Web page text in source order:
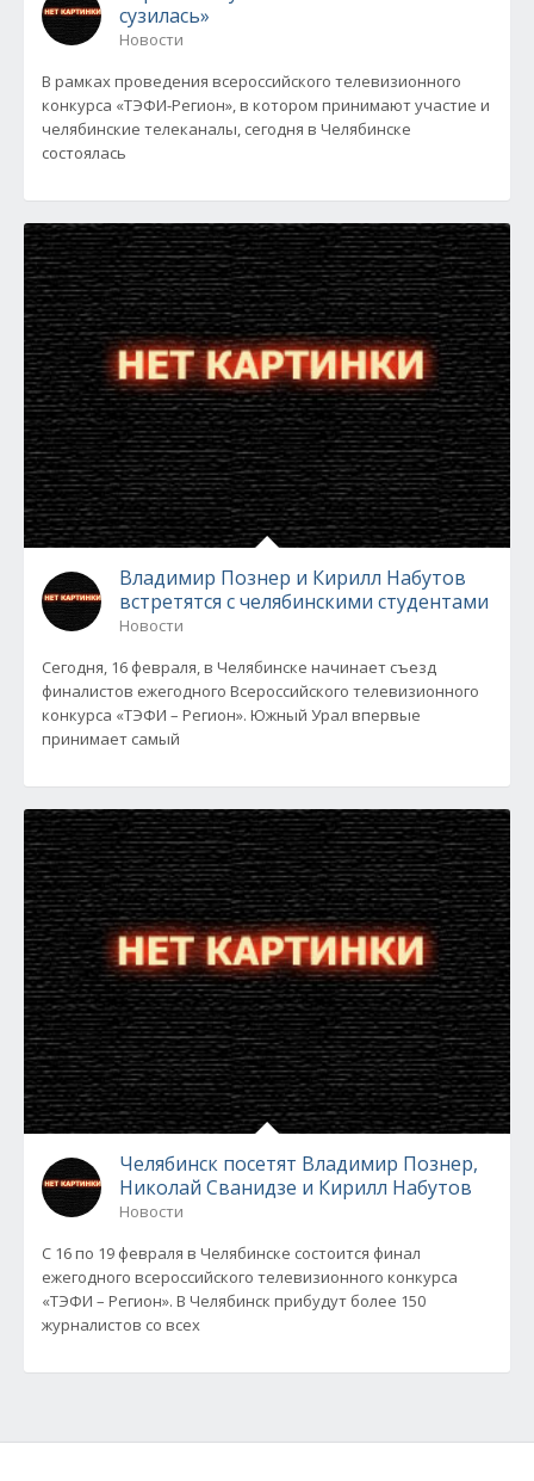
сузилась»
Новости
В рамках проведения всероссийского телевизионного
конкурса «ТЭФИ-Регион», в котором принимают участие и
челябинские телеканалы, сегодня в Челябинске
состоялась
Владимир Познер и Кирилл Набутов
встретятся с челябинскими студентами
Новости
Сегодня, 16 февраля, в Челябинске начинает съезд
финалистов ежегодного Всероссийского телевизионного
конкурса «ТЭФИ – Регион». Южный Урал впервые
принимает самый
Челябинск посетят Владимир Познер,
Николай Сванидзе и Кирилл Набутов
Новости
С 16 по 19 февраля в Челябинске состоится финал
ежегодного всероссийского телевизионного конкурса
«ТЭФИ – Регион». В Челябинск прибудут более 150
журналистов со всех